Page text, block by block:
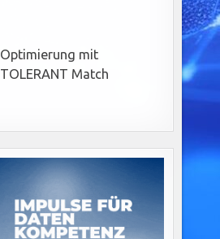
Optimierung mit
TOLERANT Match